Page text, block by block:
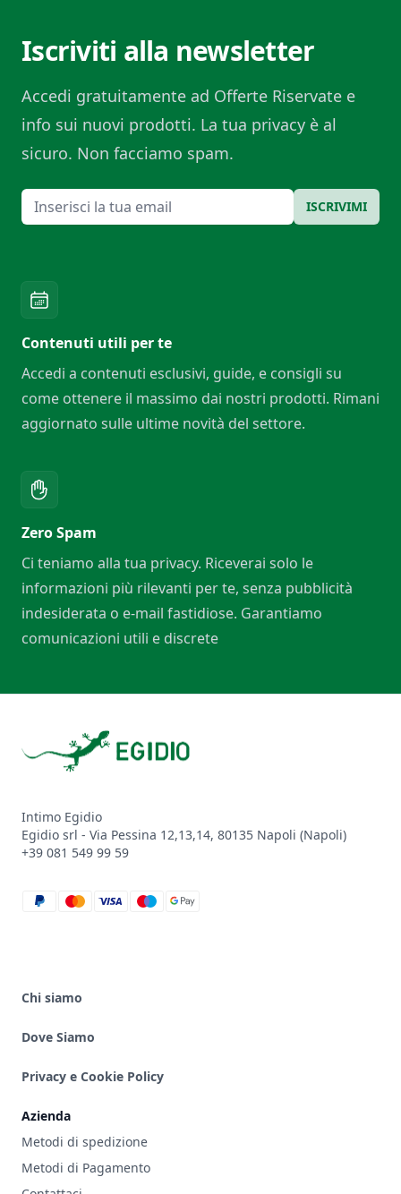
Iscriviti alla newsletter
Accedi gratuitamente ad Offerte Riservate e
info sui nuovi prodotti. La tua privacy è al
sicuro. Non facciamo spam.
Email ISCRIVIMI
Contenuti utili per te
Accedi a contenuti esclusivi, guide, e consigli su
come ottenere il massimo dai nostri prodotti. Rimani
aggiornato sulle ultime novità del settore.
Zero Spam
Ci teniamo alla tua privacy. Riceverai solo le
informazioni più rilevanti per te, senza pubblicità
indesiderata o e-mail fastidiose. Garantiamo
comunicazioni utili e discrete
Intimo Egidio
Egidio srl - Via Pessina 12,13,14, 80135 Napoli (Napoli)
+39 081 549 99 59
paypal
mastercard
visa
maestro
google_pay
Chi siamo
Dove Siamo
Privacy e Cookie Policy
Azienda
Metodi di spedizione
Metodi di Pagamento